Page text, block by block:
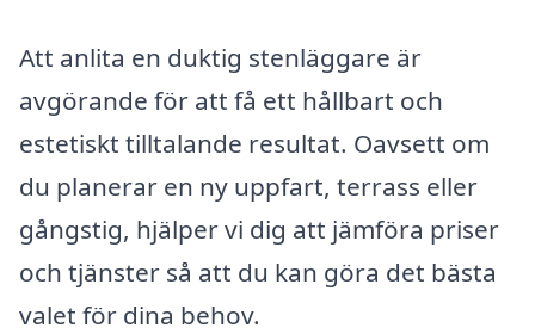
Att anlita en duktig stenläggare är
avgörande för att få ett hållbart och
estetiskt tilltalande resultat. Oavsett om
du planerar en ny uppfart, terrass eller
gångstig, hjälper vi dig att jämföra priser
och tjänster så att du kan göra det bästa
valet för dina behov.